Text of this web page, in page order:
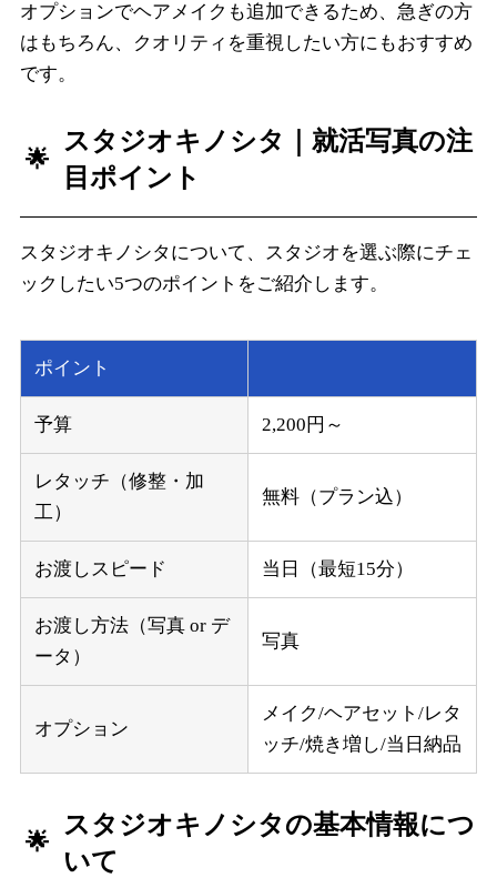
オプションでヘアメイクも追加できるため、急ぎの方
はもちろん、クオリティを重視したい方にもおすすめ
です。
スタジオキノシタ
｜就活写真の注
目ポイント
スタジオキノシタについて、スタジオを選ぶ際にチェ
ックしたい5つのポイントをご紹介します。
ポイント
予算 2,200円～
レタッチ（修整・加
工）
無料（プラン込）
お渡しスピード 当日（最短15分）
お渡し方法（写真 or デ
ータ）
写真
オプション
メイク/ヘアセット/レタ
ッチ/焼き増し/当日納品
スタジオキノシタの基本情報につ
いて